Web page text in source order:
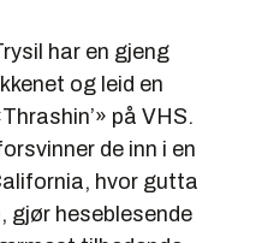
har en gjeng
og leid en
på VHS.
de inn i en
hvor gutta
gjør heseblesende